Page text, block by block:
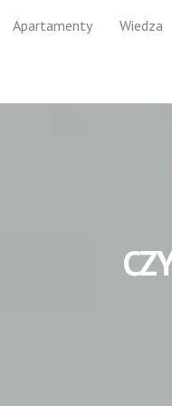
Apartamenty Wiedza